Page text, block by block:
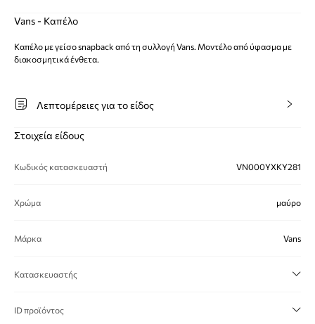
Vans - Καπέλο
Καπέλο με γείσο snapback από τη συλλογή Vans. Μοντέλο από ύφασμα με
διακοσμητικά ένθετα.
Λεπτομέρειες για το είδος
Στοιχεία είδους
Κωδικός κατασκευαστή VN000YXKY281
Χρώμα μαύρο
Μάρκα Vans
Κατασκευαστής
ID προϊόντος